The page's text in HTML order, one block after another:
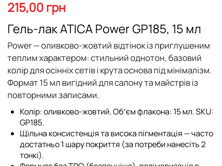
початку
галереї
зображень
215,00 грн
Гель-лак ATICA Power GP185, 15 мл
Power — оливково-жовтий відтінок із приглушеним
теплим характером: стильний однотон, базовий
колір для осінніх сетів і крута основа під мінімалізм.
Формат 15 мл вигідний для салону та майстрів із
повторними записами.
Колір: оливково-жовтий. Обʼєм флакона: 15 мл. SKU:
GP185.
Щільна консистенція та висока пігментація — часто
достатньо 1 шару покриття (за потреби нанесіть 2
тонкі).